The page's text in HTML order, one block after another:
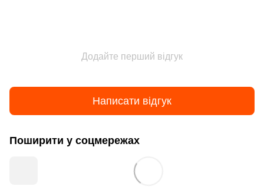
Додайте перший відгук
Написати відгук
Поширити у соцмережах